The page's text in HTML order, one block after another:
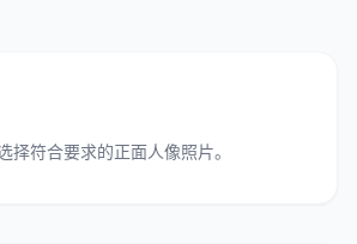
择符合要求的正面人像照片。